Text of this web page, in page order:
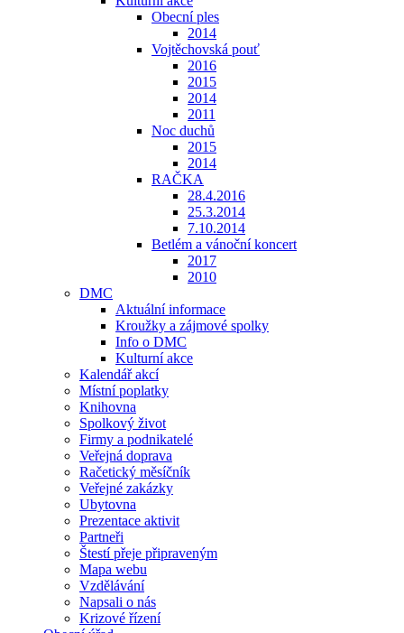
Obecní ples
2014
Vojtěchovská pouť
2016
2015
2014
2011
Noc duchů
2015
2014
RAČKA
28.4.2016
25.3.2014
7.10.2014
Betlém a vánoční koncert
2017
2010
DMC
Aktuální informace
Kroužky a zájmové spolky
Info o DMC
Kulturní akce
Kalendář akcí
Místní poplatky
Knihovna
Spolkový život
Firmy a podnikatelé
Veřejná doprava
Račetický měsíčník
Veřejné zakázky
Ubytovna
Prezentace aktivit
Partneři
Štestí přeje připraveným
Mapa webu
Vzdělávání
Napsali o nás
Krizové řízení